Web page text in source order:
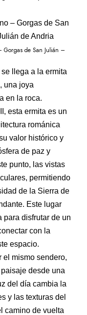
Gorgas de San Julián –
llega a la ermita
una joya
en la roca.
esta ermita es un
románica
valor histórico y
de paz y
punto, las vistas
permitiendo
de la Sierra de
Este lugar
para disfrutar de un
con la
espacio.
el mismo sendero,
desde una
del día cambia la
y las texturas del
camino de vuelta